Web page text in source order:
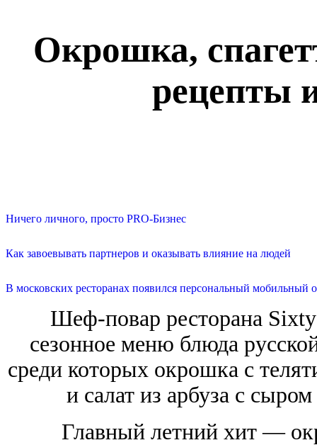
Окрошка,
рецепты
Ничего личного, просто PRO-Бизнес
Как завоевывать партнеров и оказывать влияние на людей
В московских ресторанах появился персональный мобильный
Шеф-повар ресторана
сезонное меню блюда
среди которых окрошка с
и салат из арбуза с
Главный летний хит —